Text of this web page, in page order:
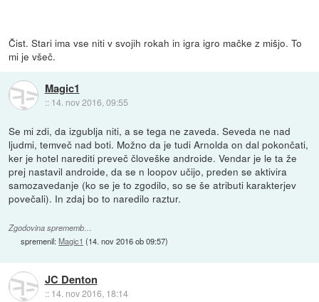
Čist. Stari ima vse niti v svojih rokah in igra igro mačke z mišjo. To
mi je všeč.
Magic1
:: 14. nov 2016, 09:55
Se mi zdi, da izgublja niti, a se tega ne zaveda. Seveda ne nad
ljudmi, temveč nad boti. Možno da je tudi Arnolda on dal pokončati,
ker je hotel narediti preveč človeške androide. Vendar je le ta že
prej nastavil androide, da se n loopov učijo, preden se aktivira
samozavedanje (ko se je to zgodilo, so se še atributi karakterjev
povečali). In zdaj bo to naredilo raztur.
Zgodovina sprememb…
spremenil:Magic1 (14. nov 2016 ob 09:57)
JC Denton
:: 14. nov 2016, 18:14